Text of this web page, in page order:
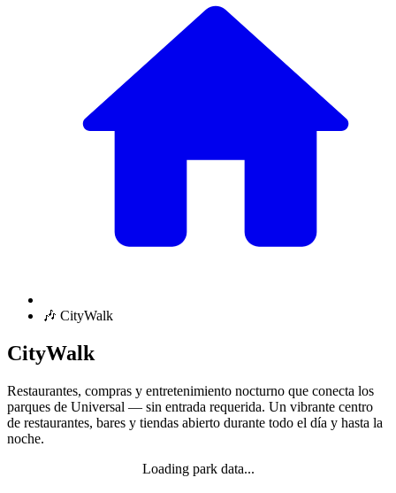
🎶 CityWalk
CityWalk
Restaurantes, compras y entretenimiento nocturno que conecta los
parques de Universal — sin entrada requerida. Un vibrante centro
de restaurantes, bares y tiendas abierto durante todo el día y hasta la
noche.
Loading park data...